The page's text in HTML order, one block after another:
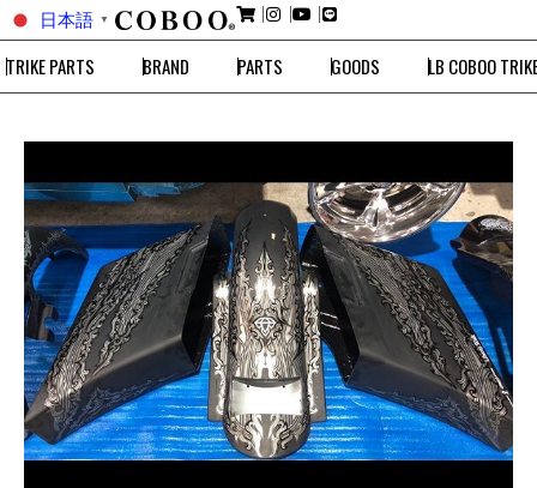
日本語 ▼
TRIKE PARTS BRAND PARTS GOODS LB COBOO